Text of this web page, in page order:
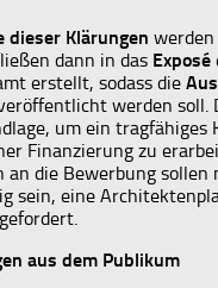
dieser Klärungen werden
dann in das Exposé
erstellt, sodass die
werden soll.
um ein tragfähiges
Finanzierung zu
an die Bewerbung sollen
sein, eine
aus dem Publikum